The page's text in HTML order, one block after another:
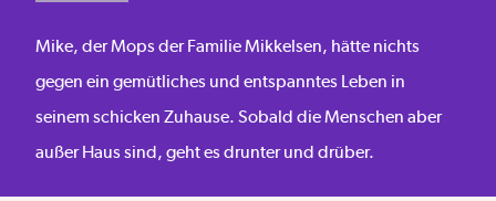
Mike, der Mops der Familie Mikkelsen, hätte nichts
gegen ein gemütliches und entspanntes Leben in
seinem schicken Zuhause. Sobald die Menschen aber
außer Haus sind, geht es drunter und drüber.